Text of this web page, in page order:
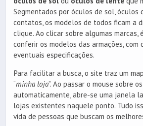
Segmentados por óculos de sol, óculos
contatos, os modelos de todos ficam a
clique. Ao clicar sobre algumas marcas,
conferir os modelos das armações, com
eventuais especificações.
Para facilitar a busca, o site traz um
“minha loja”. Ao passar o mouse sobre
automaticamente, abre-se uma janela
lojas existentes naquele ponto. Tudo
vida de pessoas que buscam os